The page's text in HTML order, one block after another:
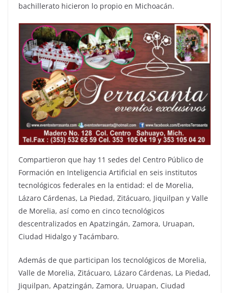
bachillerato hicieron lo propio en Michoacán.
Compartieron que hay 11 sedes del Centro Público de
Formación en Inteligencia Artificial en seis institutos
tecnológicos federales en la entidad: el de Morelia,
⁠Lázaro Cárdenas, La Piedad, ⁠Zitácuaro, ⁠Jiquilpan y Valle
de Morelia, así como en cinco tecnológicos
descentralizados en Apatzingán, Zamora, Uruapan,
Ciudad Hidalgo y Tacámbaro.
Además de que participan los tecnológicos de Morelia,
Valle de Morelia, Zitácuaro, Lázaro Cárdenas, La Piedad,
Jiquilpan, Apatzingán, Zamora, Uruapan, Ciudad